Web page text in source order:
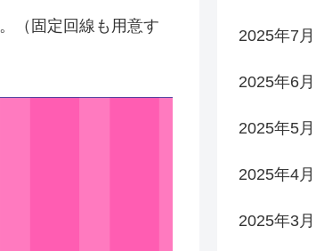
（固定回線も用意す
2025年7月
2025年6月
2025年5月
2025年4月
2025年3月